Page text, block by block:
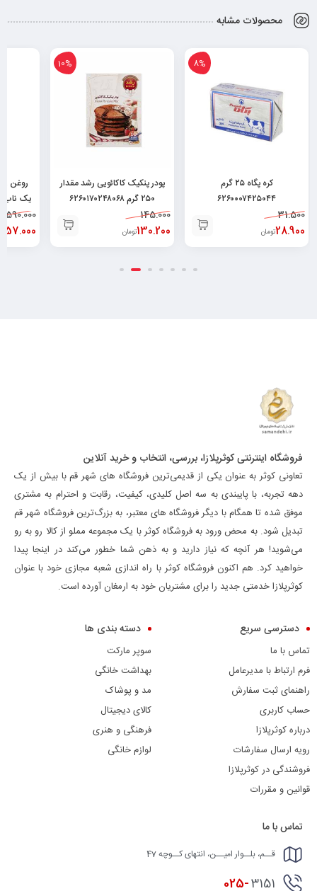
محصولات مشابه
8%
کره پگاه ۲۵ گرم
۶۲۶۰۰۰۷۴۲۵۰۴۴
31.500
28.900تومان
10%
پودر پنکیک کاکائویی رشد مقدار
۲۵۰ گرم ۶۲۶۰۱۷۰۲۴۸۰۶۸
145.000
130.200تومان
روغن
یک ناب-۱ لیتر ۶۲۶۰۴۷۷۹۰۰۱۸۸
1.590.000
فروشگاه اینترنتی کوثرپلازا، بررسی، انتخاب و خرید آنلاین
تعاونی کوثر به عنوان یکی از قدیمی‌ترین فروشگاه های شهر قم با بیش از یک
دهه تجربه، با پایبندی به سه اصل کلیدی، کیفیت، رقابت و احترام به مشتری
موفق شده تا همگام با دیگر فروشگاه های معتبر، به بزرگ‌ترین فروشگاه شهر قم
تبدیل شود. به محض ورود به فروشگاه کوثر با یک مجموعه مملو از کالا رو به رو
می‌شوید! هر آنچه که نیاز دارید و به ذهن شما خطور می‌کند در اینجا پیدا
خواهید کرد. هم اکنون فروشگاه کوثر با راه اندازی شعبه مجازی خود با عنوان
کوثرپلازا خدمتی جدید را برای مشتریان خود به ارمغان آورده است.
دسترسی سریع
تماس با ما
فرم ارتباط با مدیرعامل
راهنمای ثبت سفارش
حساب کاربری
درباره کوثرپلازا
رویه ارسال سفارشات
فروشندگی در کوثرپلازا
قوانین و مقررات
دسته بندی ها
سوپر مارکت
بهداشت خانگی
مد و پوشاک
کالای دیجیتال
فرهنگی و هنری
لوازم خانگی
تماس با ما
قــم، بلــوار امیــن، انتهای کــوچه 47
025-3151